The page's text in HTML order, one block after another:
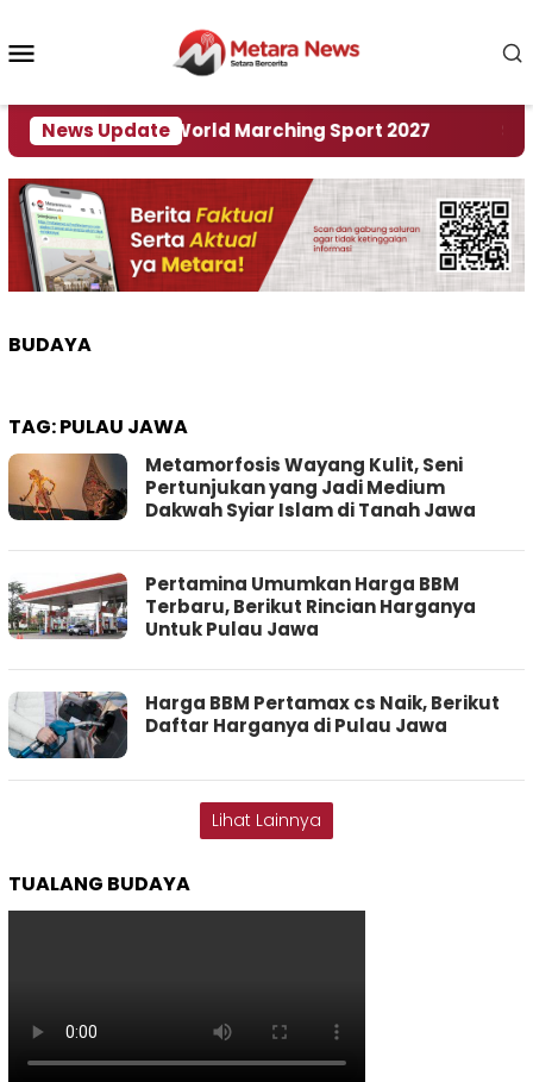
konten
News Update
Rumah World Marching Sport 2027 ‎Soal
BUDAYA
TAG:PULAU JAWA
Metamorfosis Wayang Kulit, Seni
Pertunjukan yang Jadi Medium
Dakwah Syiar Islam di Tanah Jawa
Pertamina Umumkan Harga BBM
Terbaru, Berikut Rincian Harganya
Untuk Pulau Jawa
Harga BBM Pertamax cs Naik, Berikut
Daftar Harganya di Pulau Jawa
Lihat Lainnya
TUALANG BUDAYA